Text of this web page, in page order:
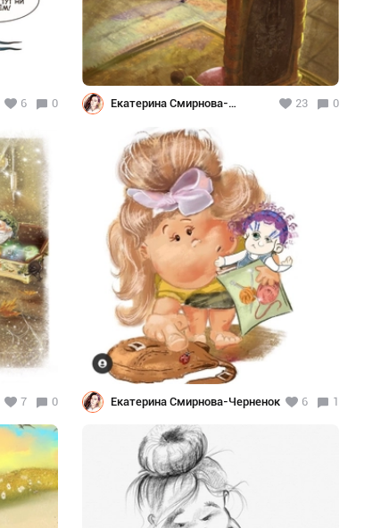
6 0
Екатерина Смирнова-
23 0
7 0 Екатерина Смирнова-Черненок 6 1